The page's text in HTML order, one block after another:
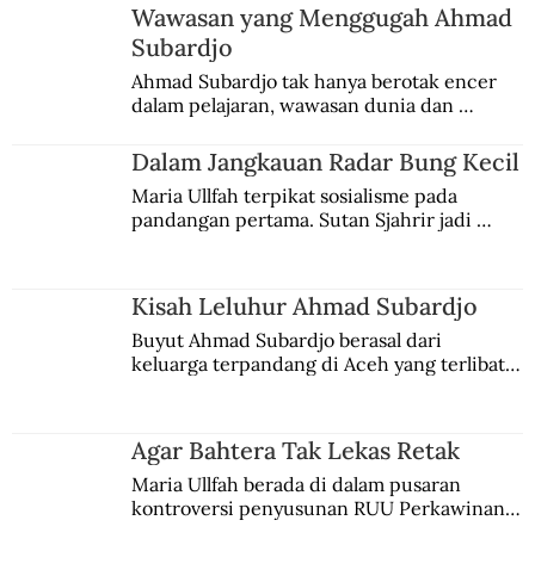
Wawasan yang Menggugah Ahmad
Subardjo
Ahmad Subardjo tak hanya berotak encer
dalam pelajaran, wawasan dunia dan
Jules Verne, Multatuli, hingga Sun Yat-sen.
Dalam Jangkauan Radar Bung Kecil
Maria Ullfah terpikat sosialisme pada
pandangan pertama. Sutan Sjahrir jadi
Kisah Leluhur Ahmad Subardjo
Buyut Ahmad Subardjo berasal dari
keluarga terpandang di Aceh yang terlibat
Agar Bahtera Tak Lekas Retak
Maria Ullfah berada di dalam pusaran
kontroversi penyusunan RUU Perkawinan.